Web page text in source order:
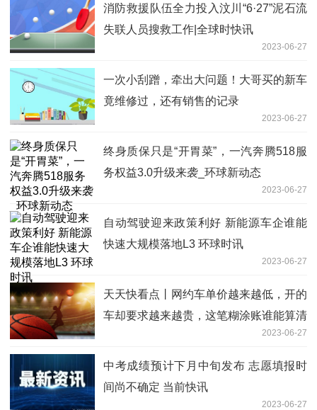
消防救援队伍全力投入汶川“6·27”泥石流
失联人员搜救工作|全球时快讯
2023-06-27
一次小刮蹭，牵出大问题！大哥买的新车
竟维修过，还有销售的记录
2023-06-27
终身质保只是“开胃菜”，一汽奔腾518服
务权益3.0升级来袭_环球新动态
2023-06-27
自动驾驶迎来政策利好 新能源车企谁能
快速大规模落地L3 环球时讯
2023-06-27
天天快看点丨网约车单价越来越低，开的
车却要求越来越贵，这笔糊涂账谁能算清
2023-06-27
中考成绩预计下月中旬发布 志愿填报时
间尚不确定 当前快讯
2023-06-27